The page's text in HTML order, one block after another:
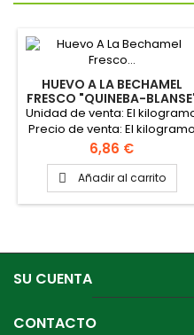
HUEVO A LA BECHAMEL
FRESCO "QUINEBA-
(PRODUCTO POR
ENCARGO)
Unidad de venta: El
Precio de venta: El kilogramo
Cada huevo pesa de 90 a 100
gr aproximadamente
Bandeja: Peso que se solicite,
siendo el peso mas habitual
2 kg aproximadamente
Precio
6,86 €
 Añadir al carrito
SU CUENTA
CONTACTO